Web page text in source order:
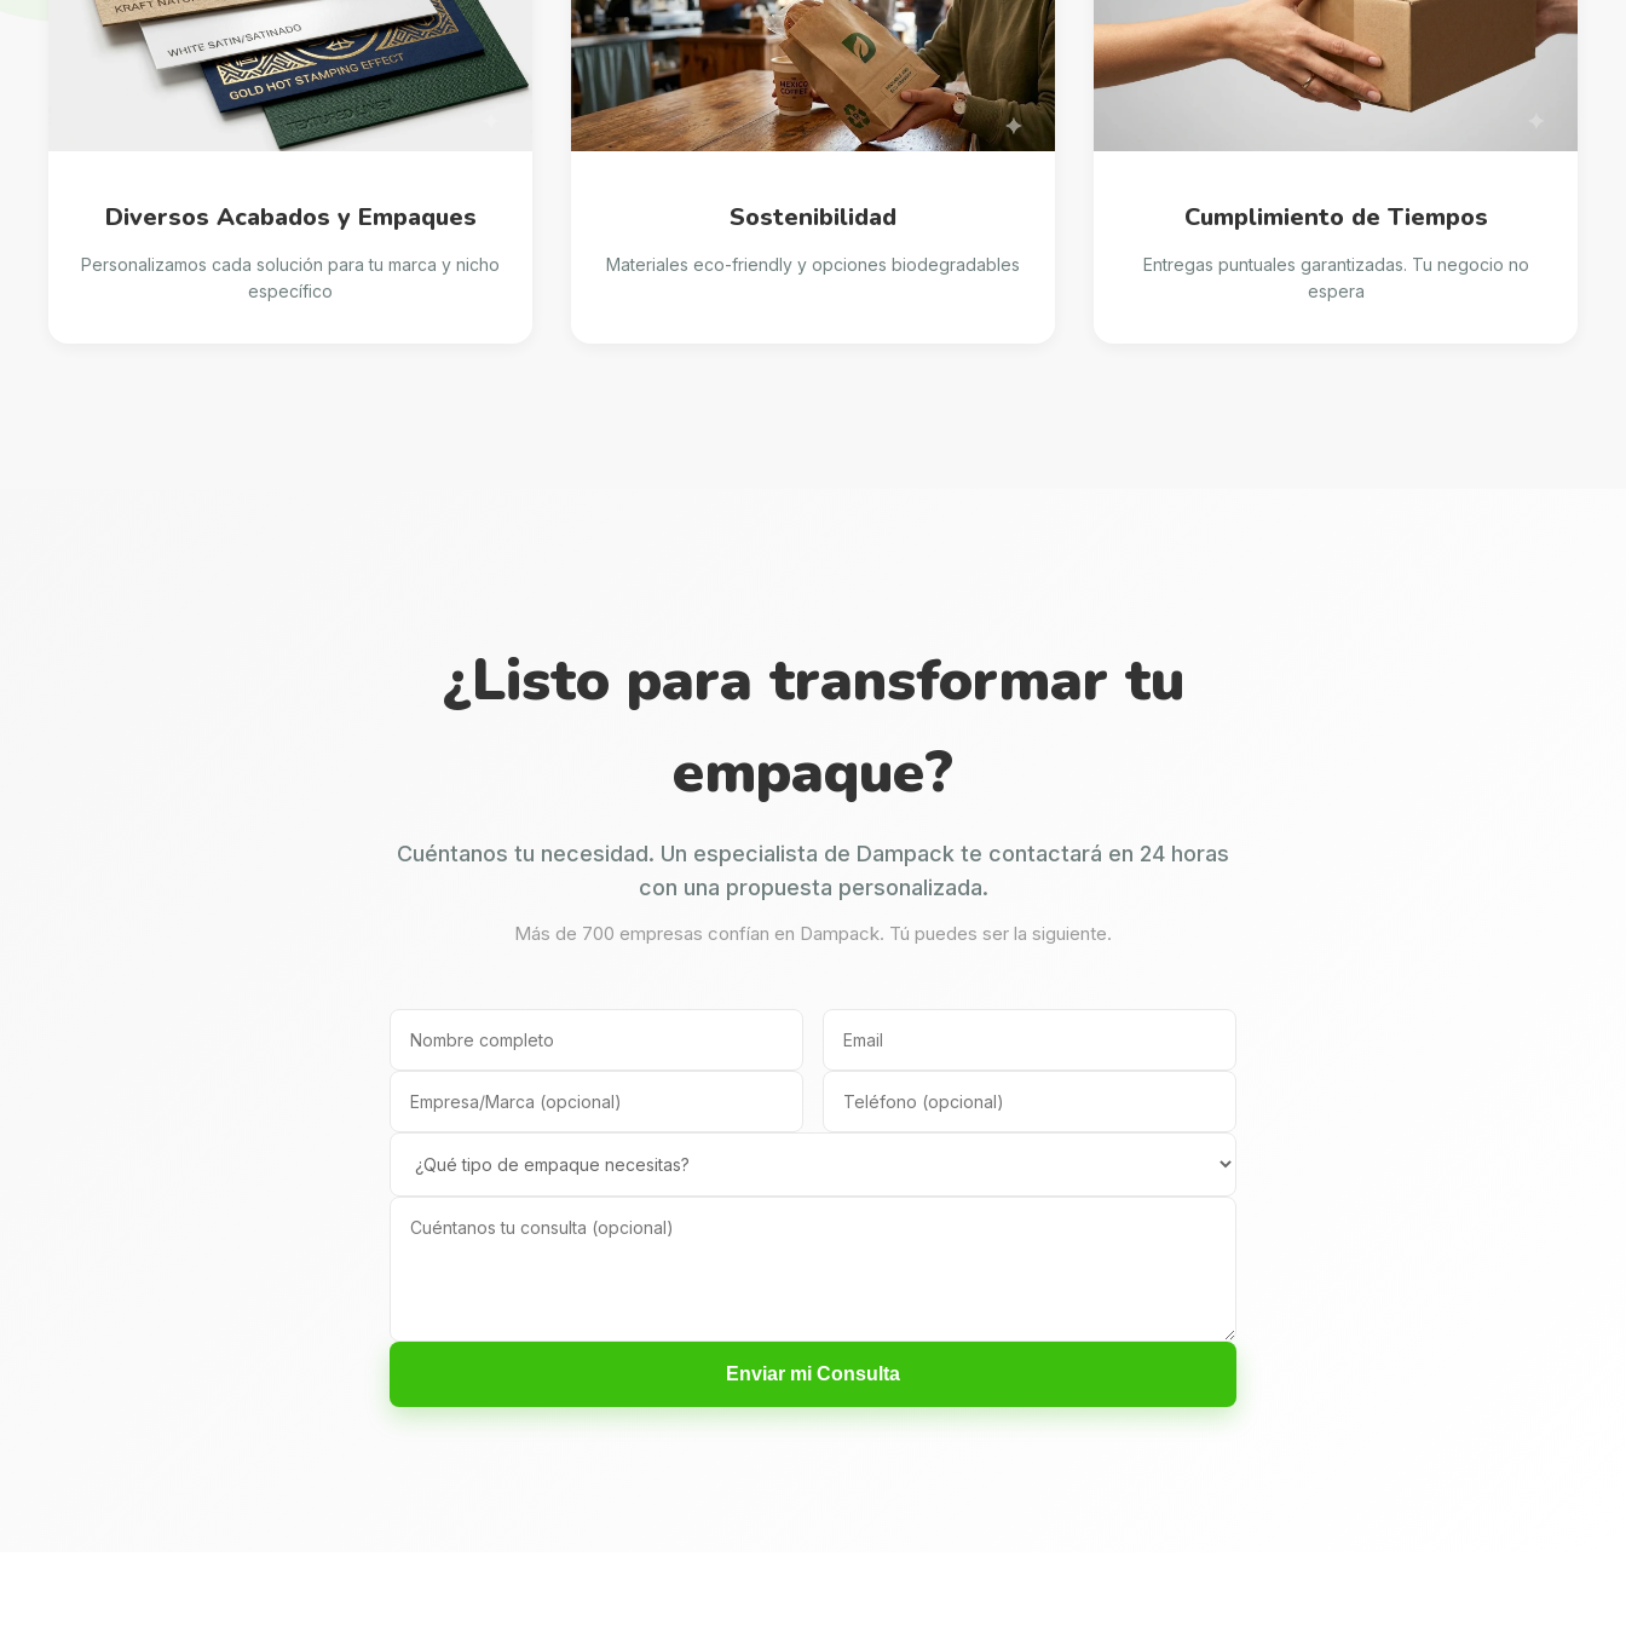
Diversos Acabados y Empaques
Personalizamos cada solución para tu marca y nicho
específico
Sostenibilidad
Materiales eco-friendly y opciones biodegradables
Cumplimiento de Tiempos
Entregas puntuales garantizadas. Tu negocio no
espera
¿Listo para transformar tu
empaque?
Cuéntanos tu necesidad. Un especialista de Dampack te contactará en 24 horas
con una propuesta personalizada.
Más de 700 empresas confían en Dampack. Tú puedes ser la siguiente.
Enviar mi Consulta